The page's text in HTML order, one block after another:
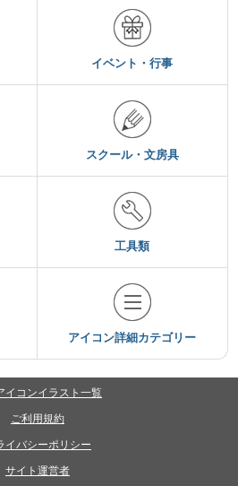
イベント・行事
スクール・文房具
工具類
アイコン詳細カテゴリー
イコンイラスト一覧
ご利用規約
イバシーポリシー
サイト運営者